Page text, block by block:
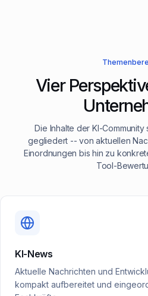
Vier
Die Inhalte der KI-
gegliedert -- von aktuellen
Einordnungen bis hin zu
Tool-
KI-News
Aktuelle Nachrichten und
kompakt aufbereitet und